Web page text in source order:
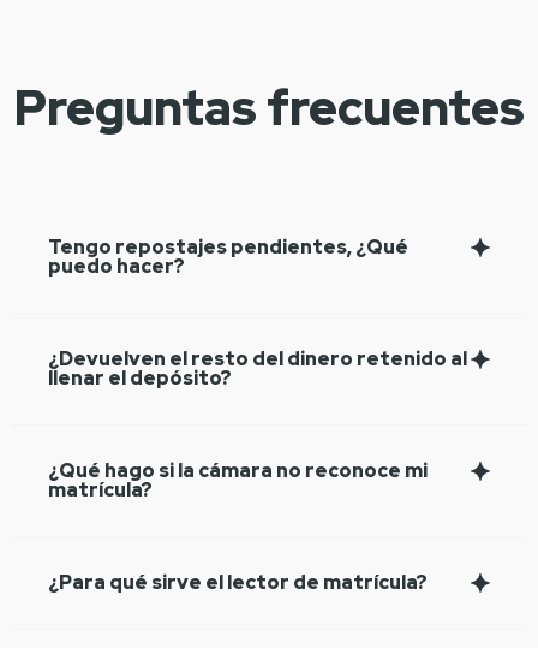
Preguntas frecuentes
Tengo repostajes pendientes, ¿Qué
puedo hacer?
¿Devuelven el resto del dinero retenido al
llenar el depósito?
¿Qué hago si la cámara no reconoce mi
matrícula?
¿Para qué sirve el lector de matrícula?